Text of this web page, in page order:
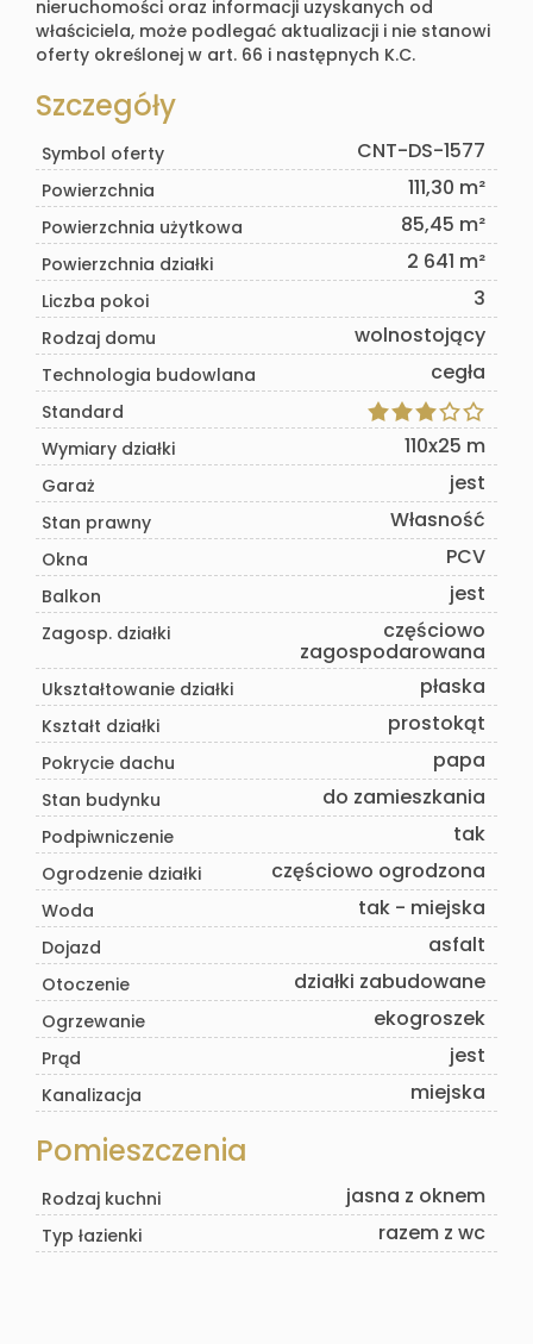
nieruchomości oraz informacji uzyskanych od
właściciela, może podlegać aktualizacji i nie stanowi
oferty określonej w art. 66 i następnych K.C.
Szczegóły
Symbol oferty CNT-DS-1577
Powierzchnia 111,30 m²
Powierzchnia użytkowa 85,45 m²
Powierzchnia działki 2 641 m²
Liczba pokoi 3
Rodzaj domu wolnostojący
Technologia budowlana cegła
Standard
Wymiary działki
110x25 m
Garaż jest
Stan prawny Własność
Okna PCV
Balkon jest
Zagosp. działki częściowo
zagospodarowana
Ukształtowanie działki płaska
Kształt działki prostokąt
Pokrycie dachu papa
Stan budynku do zamieszkania
Podpiwniczenie tak
Ogrodzenie działki częściowo ogrodzona
Woda tak - miejska
Dojazd asfalt
Otoczenie działki zabudowane
Ogrzewanie ekogroszek
Prąd jest
Kanalizacja miejska
Pomieszczenia
Rodzaj kuchni jasna z oknem
Typ łazienki razem z wc